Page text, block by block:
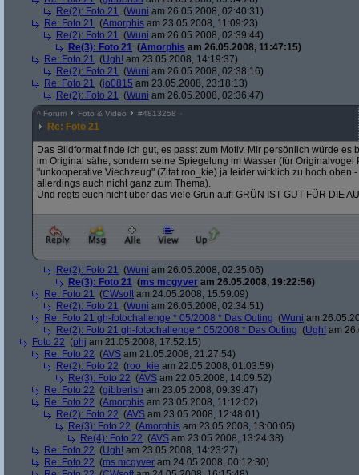
Re(2): Foto 21 (Wuni am 26.05.2008, 02:40:31)
Re: Foto 21 (Amorphis am 23.05.2008, 11:09:23)
Re(2): Foto 21 (Wuni am 26.05.2008, 02:39:44)
Re(3): Foto 21 (Amorphis am 26.05.2008, 11:47:15)
Re: Foto 21 (Ugh! am 23.05.2008, 14:19:37)
Re(2): Foto 21 (Wuni am 26.05.2008, 02:38:16)
Re: Foto 21 (jo0815 am 23.05.2008, 23:18:13)
Re(2): Foto 21 (Wuni am 26.05.2008, 02:36:47)
^ Forum Foto & Video #4813258
Re: Foto 21
Das Bildformat finde ich gut, es passt zum Motiv. Mir persönlich würde
im Original sähe, sondern seine Spiegelung im Wasser (für Originalvogel
"unkooperative Viechzeug" (Zitat roo_kie) ja leider wirklich zu hoch oben
allerdings auch nicht ganz zum Thema).
Und regts euch nicht über das viele Grün auf: GRÜN IST GUT FÜR DIE
Re(2): Foto 21 (Wuni am 26.05.2008, 02:35:06)
Re(3): Foto 21 (ms mcgyver am 26.05.2008, 19:22:56)
Re: Foto 21 (CWsoft am 24.05.2008, 15:59:09)
Re(2): Foto 21 (Wuni am 26.05.2008, 02:34:51)
Re: Foto 21 gh-fotochallenge * 05/2008 * Das Outing (Wuni am
Re(2): Foto 21 gh-fotochallenge * 05/2008 * Das Outing (Ugh! am
Foto 22 (phj am 21.05.2008, 17:52:15)
Re: Foto 22 (AVS am 21.05.2008, 21:27:54)
Re(2): Foto 22 (roo_kie am 22.05.2008, 01:03:59)
Re(3): Foto 22 (AVS am 22.05.2008, 14:09:52)
Re: Foto 22 (gibberish am 23.05.2008, 09:39:47)
Re: Foto 22 (Amorphis am 23.05.2008, 11:12:02)
Re(2): Foto 22 (AVS am 23.05.2008, 12:48:01)
Re(3): Foto 22 (Amorphis am 23.05.2008, 13:00:05)
Re(4): Foto 22 (AVS am 23.05.2008, 13:24:38)
Re: Foto 22 (Ugh! am 23.05.2008, 14:23:27)
Re: Foto 22 (ms mcgyver am 24.05.2008, 00:12:30)